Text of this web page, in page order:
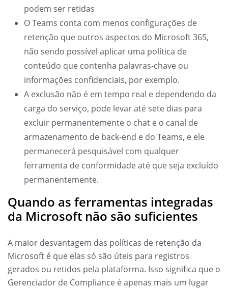
podem ser retidas
O Teams conta com menos configurações de
retenção que outros aspectos do Microsoft 365,
não sendo possível aplicar uma política de
conteúdo que contenha palavras-chave ou
informações confidenciais, por exemplo.
A exclusão não é em tempo real e dependendo da
carga do serviço, pode levar até sete dias para
excluir permanentemente o chat e o canal de
armazenamento de back-end e do Teams, e ele
permanecerá pesquisável com qualquer
ferramenta de conformidade até que seja excluído
permanentemente.
Quando as ferramentas integradas
da Microsoft não são suficientes
A maior desvantagem das políticas de retenção da
Microsoft é que elas só são úteis para registros
gerados ou retidos pela plataforma. Isso significa que o
Gerenciador de Compliance é apenas mais um lugar